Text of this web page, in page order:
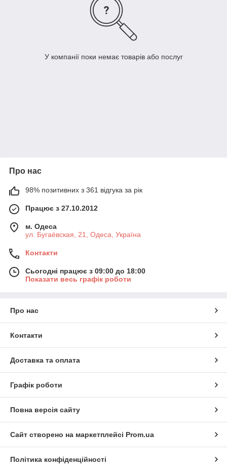
У компанії поки немає товарів або послуг
Про нас
98% позитивних з 361 відгука за рік
Працює з 27.10.2012
м. Одеса
ул. Бугаёвская, 21, Одеса, Україна
Контакти
Сьогодні працює з 09:00 до 18:00
Показати весь графік роботи
Про нас
Контакти
Доставка та оплата
Графік роботи
Повна версія сайту
Сайт створено на маркетплейсі Prom.ua
Політика конфіденційності